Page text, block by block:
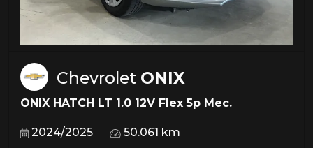
Chevrolet ONIX
ONIX HATCH LT 1.0 12V Flex 5p Mec.
2024/2025 50.061 km